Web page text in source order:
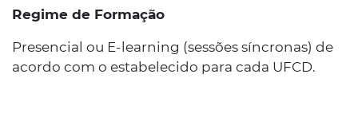
Regime de Formação
Presencial ou E-learning (sessões síncronas) de
acordo com o estabelecido para cada UFCD.